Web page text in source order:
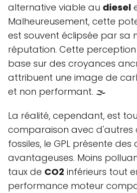
alternative viable au diesel
Malheureusement, cette
est souvent éclipsée par sa
réputation. Cette
base sur des croyances
attribuent une image de
et non performant. 🌫️
La réalité, cependant, est
comparaison avec d'autres
fossiles, le GPL présente
avantageuses. Moins
taux de CO2 inférieurs tout
performance moteur